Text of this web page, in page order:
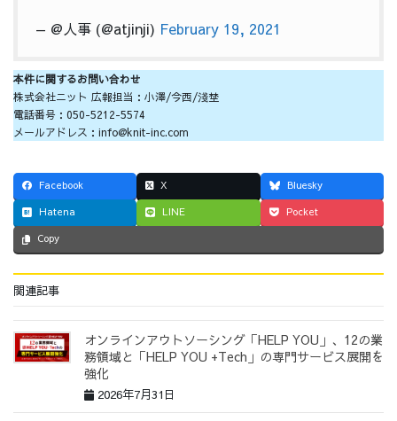
— @人事 (@atjinji) February 19, 2021
本件に関するお問い合わせ
株式会社ニット 広報担当：小澤/今西/淺埜
電話番号：050-5212-5574
メールアドレス：info@knit-inc.com
Facebook X
Bluesky
Hatena
LINE Pocket
Copy
関連記事
オンラインアウトソーシング「HELP YOU」、12の業
務領域と「HELP YOU +Tech」の専門サービス展開を
強化
2026年7月31日